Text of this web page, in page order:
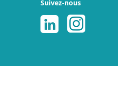
Suivez-nous